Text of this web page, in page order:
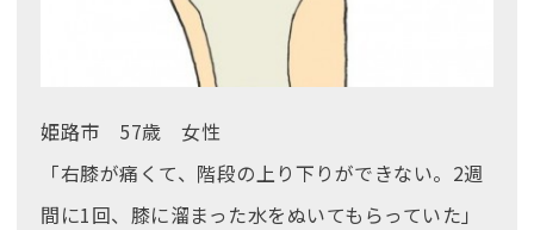
姫路市 57歳 女性
「右膝が痛くて、階段の上り下りができない。2週
間に1回、膝に溜まった水をぬいてもらっていた」